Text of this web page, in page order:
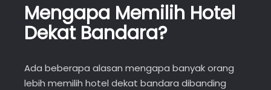
Mengapa Memilih Hotel
Dekat Bandara?
Ada beberapa alasan mengapa banyak orang
lebih memilih hotel dekat bandara dibanding